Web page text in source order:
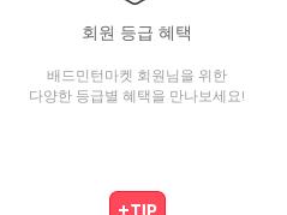
회원 등급 혜택
배드민턴마켓 회원님을 위한
다양한 등급별 혜택을 만나보세요!